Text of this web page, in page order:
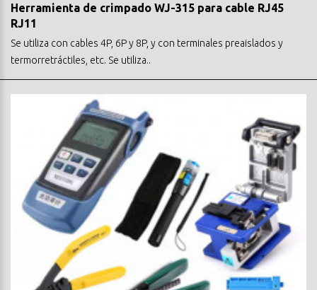
Herramienta de crimpado WJ-315 para cable RJ45
RJ11
Se utiliza con cables 4P, 6P y 8P, y con terminales preaislados y
termorretráctiles, etc. Se utiliza..